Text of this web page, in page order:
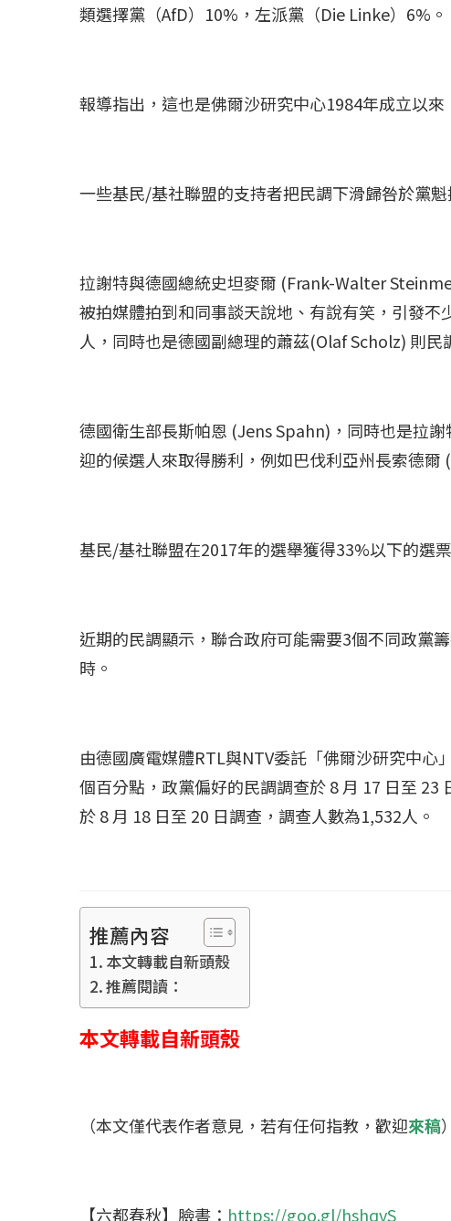
類選擇黨（AfD）10%，左派黨（Die Linke）6%。
報導指出，這也是佛爾沙研究中心1984年成立以
一些基民/基社聯盟的支持者把民調下滑歸咎於黨
拉謝特與德國總統史坦麥爾 (Frank-Walter
被拍媒體拍到和同事談天說地、有說有笑，引發
人，同時也是德國副總理的蕭茲(Olaf Scholz) 則民
德國衛生部長斯帕恩 (Jens Spahn)，同時也是拉
迎的候選人來取得勝利，例如巴伐利亞州長索德爾
基民/基社聯盟在2017年的選舉獲得33%以下的選
近期的民調顯示，聯合政府可能需要3個不同政黨
時。
由德國廣電媒體RTL與NTV委託「佛爾沙研究中
個百分點，政黨偏好的民調調查於 8 月 17 日至
於 8 月 18 日至 20 日調查，調查人數為1,532人。
推薦內容
本文轉載自新頭殼
推薦閱讀：
本文轉載自新頭殼
（本文僅代表作者意見，若有任何指教，歡迎來稿）
【六都春秋】臉書： https://goo.gl/hshqvS
島雷克雅內斯火... 哈馬斯引爆遠超4...